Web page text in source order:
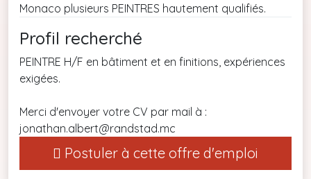
Monaco plusieurs PEINTRES hautement qualifiés.
Profil recherché
PEINTRE H/F en bâtiment et en finitions, expériences
exigées.
Merci d'envoyer votre CV par mail à :
jonathan.albert@randstad.mc
Postuler à cette offre d'emploi